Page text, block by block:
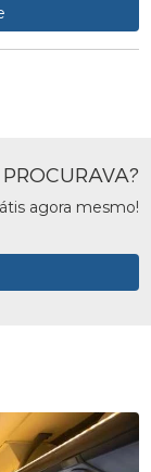
agora mesmo!